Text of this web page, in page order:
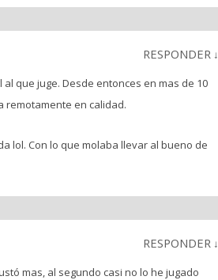
RESPONDER ↓
que juge. Desde entonces en mas de 10
remotamente en calidad.
lol. Con lo que molaba llevar al bueno de
RESPONDER ↓
mas, al segundo casi no lo he jugado